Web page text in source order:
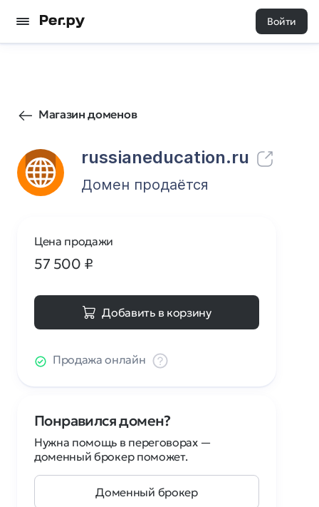
Войти
Магазин доменов
russianeducation.ru
55 0
Домен продаётся
Цена продажи
57 500 ₽
Добавить в корзину
Продажа онлайн
Понравился домен?
Нужна помощь в переговорах —
доменный брокер поможет.
Доменный брокер